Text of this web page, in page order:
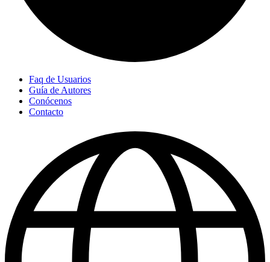
Faq de Usuarios
Guía de Autores
Conócenos
Contacto